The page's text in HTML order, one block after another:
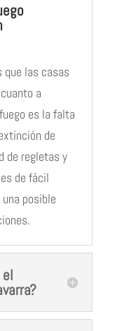
que las casas
a
es la falta
de
de regletas y
de fácil
posible